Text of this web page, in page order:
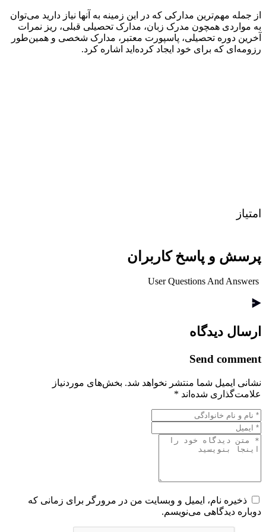
از جمله مهم‌ترین مدارکی که در این زمینه به آنها نیاز دارید می‌توان
به مواردی همچون مدرک زبان، مدارک تحصیلی قبلی، ریز نمرات
آخرین دوره تحصیلی، پاسپورت معتبر، مدارک شخصی و همین‌طور
رزومه‌ای که برای خود ایجاد کرده‌اید اشاره کرد.
امتیاز
پرسش و پاسخ کاربران
ارسال دیدگاه
Send comment
نشانی ایمیل شما منتشر نخواهد شد. بخش‌های موردنیاز
علامت‌گذاری شده‌اند *
ذخیره نام، ایمیل و وبسایت من در مرورگر برای زمانی که
دوباره دیدگاهی می‌نویسم.